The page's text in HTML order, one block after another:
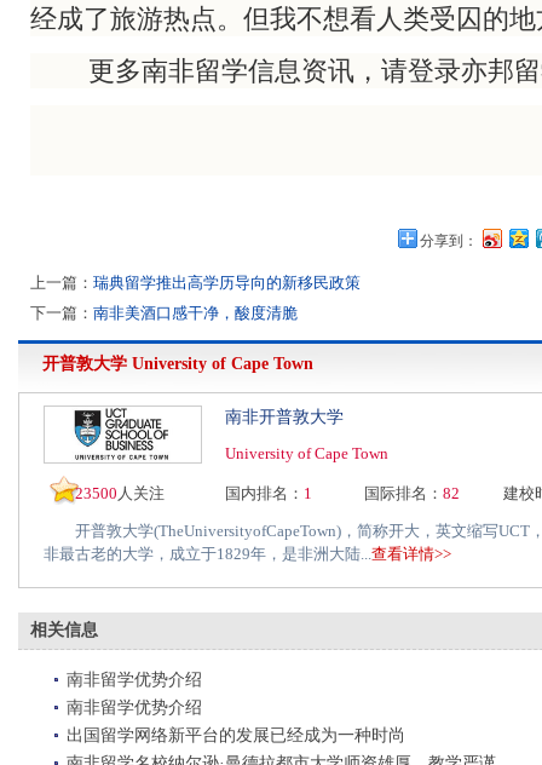
经成了旅游热点。但我不想看人类受囚的
更多南非留学信息资讯，请登录亦邦留
分享到：
上一篇： 瑞典留学推出高学历导向的新移民政策
下一篇： 南非美酒口感干净，酸度清脆
开普敦大学 University of Cape Town
南非开普敦大学
University of Cape Town
23500 人关注 国内排名： 1 国际排名： 82 建校
开普敦大学(TheUniversityofCapeTown)，简称开大，英文缩写UCT
非最古老的大学，成立于1829年，是非洲大陆...查看详情>>
相关信息
南非留学优势介绍
南非留学优势介绍
出国留学网络新平台的发展已经成为一种时尚